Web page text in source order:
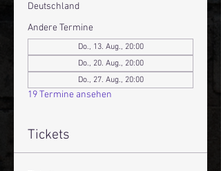
Deutschland
Andere Termine
Do., 13. Aug., 20:00
Do., 20. Aug., 20:00
Do., 27. Aug., 20:00
19 Termine ansehen
Tickets